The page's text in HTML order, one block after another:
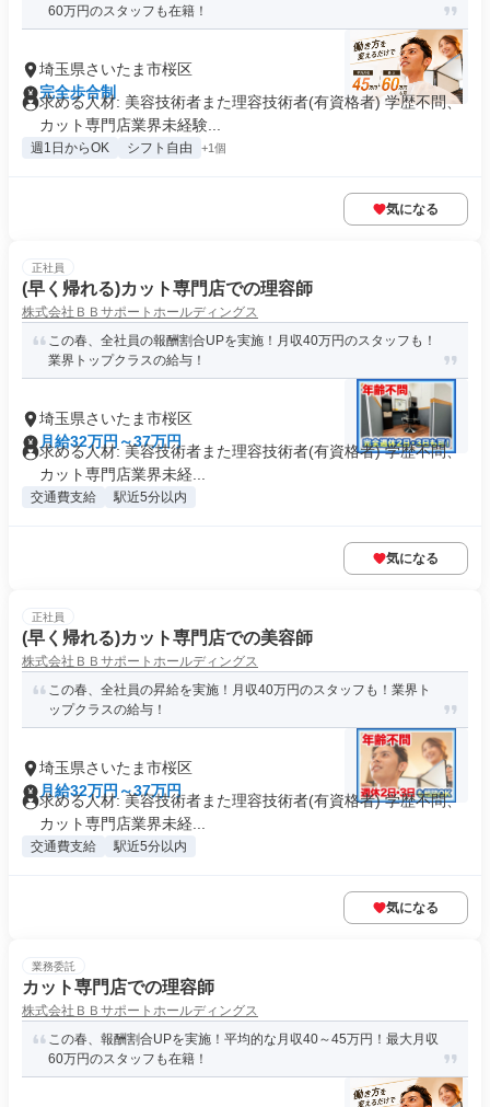
60万円のスタッフも在籍！
埼玉県さいたま市桜区
完全歩合制
求める人材: 美容技術者また理容技術者(有資格者) 学歴不問、
カット専門店業界未経験...
週1日からOK シフト自由 +1個
気になる
正社員
(早く帰れる)カット専門店での理容師
株式会社ＢＢサポートホールディングス
この春、全社員の報酬割合UPを実施！月収40万円のスタッフも！
業界トップクラスの給与！
埼玉県さいたま市桜区
月給32万円～37万円
求める人材: 美容技術者また理容技術者(有資格者) 学歴不問、
カット専門店業界未経...
交通費支給 駅近5分以内
気になる
正社員
(早く帰れる)カット専門店での美容師
株式会社ＢＢサポートホールディングス
この春、全社員の昇給を実施！月収40万円のスタッフも！業界ト
ップクラスの給与！
埼玉県さいたま市桜区
月給32万円～37万円
求める人材: 美容技術者また理容技術者(有資格者) 学歴不問、
カット専門店業界未経...
交通費支給 駅近5分以内
気になる
業務委託
カット専門店での理容師
株式会社ＢＢサポートホールディングス
この春、報酬割合UPを実施！平均的な月収40～45万円！最大月収
60万円のスタッフも在籍！